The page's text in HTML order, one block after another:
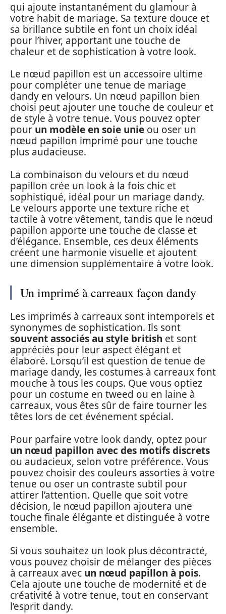
qui ajoute instantanément du glamour à
votre habit de mariage. Sa texture douce et
sa brillance subtile en font un choix idéal
pour l’hiver, apportant une touche de
chaleur et de sophistication à votre look.
Le nœud papillon est un accessoire ultime
pour compléter une tenue de mariage
dandy en velours. Un nœud papillon bien
choisi peut ajouter une touche de couleur et
de style à votre tenue. Vous pouvez opter
pour un modèle en soie unie ou oser un
nœud papillon imprimé pour une touche
plus audacieuse.
La combinaison du velours et du nœud
papillon crée un look à la fois chic et
sophistiqué, idéal pour un mariage dandy.
Le velours apporte une texture riche et
tactile à votre vêtement, tandis que le nœud
papillon apporte une touche de classe et
d’élégance. Ensemble, ces deux éléments
créent une harmonie visuelle et ajoutent
une dimension supplémentaire à votre look.
Un imprimé à carreaux façon dandy
Les imprimés à carreaux sont intemporels et
synonymes de sophistication. Ils sont
souvent associés au style british et sont
appréciés pour leur aspect élégant et
élaboré. Lorsqu’il est question de tenue de
mariage dandy, les costumes à carreaux font
mouche à tous les coups. Que vous optiez
pour un costume en tweed ou en laine à
carreaux, vous êtes sûr de faire tourner les
têtes lors de cet événement spécial.
Pour parfaire votre look dandy, optez pour
un nœud papillon avec des motifs discrets
ou audacieux, selon votre préférence. Vous
pouvez choisir des couleurs assorties à votre
tenue ou oser un contraste subtil pour
attirer l’attention. Quelle que soit votre
décision, le nœud papillon ajoutera une
touche finale élégante et distinguée à votre
ensemble.
Si vous souhaitez un look plus décontracté,
vous pouvez choisir de mélanger des pièces
à carreaux avec un nœud papillon à pois.
Cela ajoute une touche de modernité et de
créativité à votre tenue, tout en conservant
l’esprit dandy.